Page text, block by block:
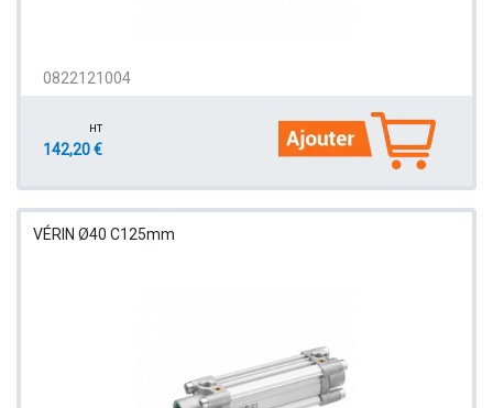
0822121004
HT
142,20 €
VÉRIN Ø40 C125mm